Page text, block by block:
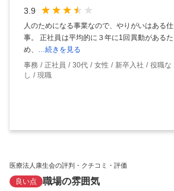
3.9
人のためになる事業なので、やりがいはある仕
事。 正社員は平均的に３年に1回異動があるた
め、
…続きを見る
事務
正社員 30代 女性 新卒入社
役職な
し
現職
医療法人康生会の評判・クチコミ・評価
良い点 職場の雰囲気